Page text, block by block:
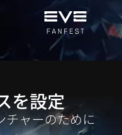
を設定
チャーのために